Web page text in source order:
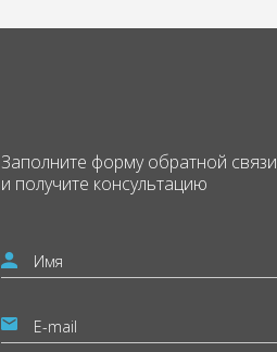
Заполните формуобратной связи
и получите консультацию